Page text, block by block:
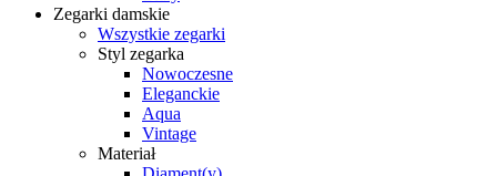
Zegarki damskie
Wszystkie zegarki
Styl zegarka
Nowoczesne
Eleganckie
Aqua
Vintage
Materiał